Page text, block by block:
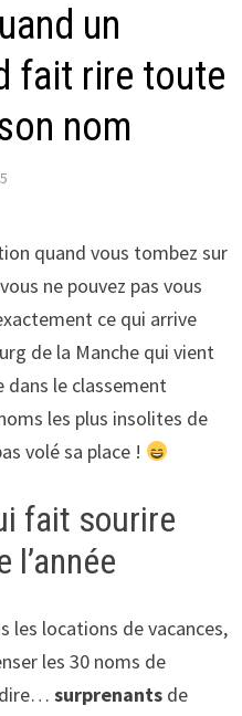
un
fait rire toute
nom
quand vous tombez sur
ne pouvez pas vous
ce qui arrive
de la Manche qui vient
le classement
les plus insolites de
volé sa place !
fait sourire
l’année
les locations de vacances,
les 30 noms de
surprenantsde